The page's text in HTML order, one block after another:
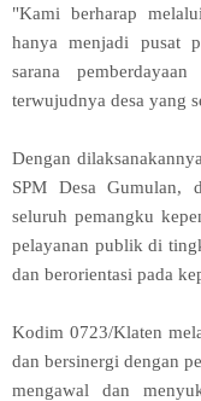
"Kami berharap
hanya menjadi pusat
sarana
terwujudnya desa yang
Dengan
SPM Desa Gumulan,
seluruh pemangku
pelayanan publik di
dan berorientasi pada
Kodim 0723/Klaten
dan bersinergi dengan
mengawal dan